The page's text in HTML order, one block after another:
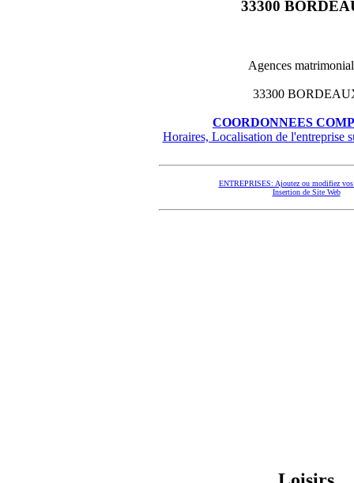
33300
Agences
33300
COORDONNEES
Horaires, Localisation de l'entreprise
ENTREPRISES: Ajoutez ou modifiez vos
Insertion de Site Web